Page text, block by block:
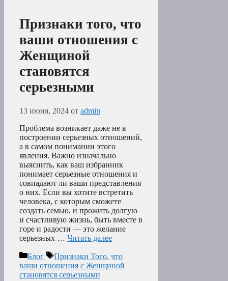
Признаки того, что
ваши отношения с
Женщиной
становятся
серьезными
13 июня, 2024 от admin
Проблема возникает даже не в
построении серьезных отношений,
а в самом понимании этого
явления. Важно изначально
выяснить, как ваш избранник
понимает серьезные отношения и
совпадают ли ваши представления
о них. Если вы хотите встретить
человека, с которым сможете
создать семью, и прожить долгую
и счастливую жизнь, быть вместе в
горе и радости — это желание
серьезных … Читать далее
Рубрики
Блог Метки
Признаки Того, что
ваши отношения с Женщиной
становятся серьезными